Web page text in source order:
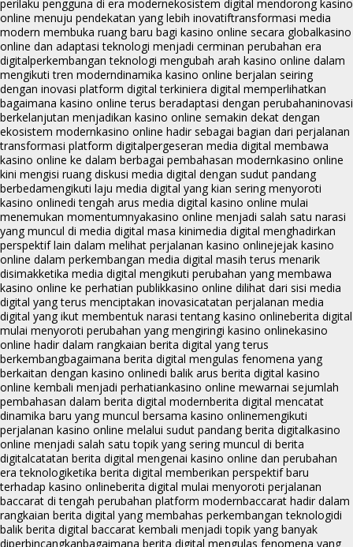
perilaku pengguna di era modernekosistem digital mendorong kasino
online menuju pendekatan yang lebih inovatiftransformasi media
modern membuka ruang baru bagi kasino online secara globalkasino
online dan adaptasi teknologi menjadi cerminan perubahan era
digitalperkembangan teknologi mengubah arah kasino online dalam
mengikuti tren moderndinamika kasino online berjalan seiring
dengan inovasi platform digital terkiniera digital memperlihatkan
bagaimana kasino online terus beradaptasi dengan perubahaninovasi
berkelanjutan menjadikan kasino online semakin dekat dengan
ekosistem modernkasino online hadir sebagai bagian dari perjalanan
transformasi platform digitalpergeseran media digital membawa
kasino online ke dalam berbagai pembahasan modernkasino online
kini mengisi ruang diskusi media digital dengan sudut pandang
berbedamengikuti laju media digital yang kian sering menyoroti
kasino onlinedi tengah arus media digital kasino online mulai
menemukan momentumnyakasino online menjadi salah satu narasi
yang muncul di media digital masa kinimedia digital menghadirkan
perspektif lain dalam melihat perjalanan kasino onlinejejak kasino
online dalam perkembangan media digital masih terus menarik
disimakketika media digital mengikuti perubahan yang membawa
kasino online ke perhatian publikkasino online dilihat dari sisi media
digital yang terus menciptakan inovasicatatan perjalanan media
digital yang ikut membentuk narasi tentang kasino onlineberita digital
mulai menyoroti perubahan yang mengiringi kasino onlinekasino
online hadir dalam rangkaian berita digital yang terus
berkembangbagaimana berita digital mengulas fenomena yang
berkaitan dengan kasino onlinedi balik arus berita digital kasino
online kembali menjadi perhatiankasino online mewarnai sejumlah
pembahasan dalam berita digital modernberita digital mencatat
dinamika baru yang muncul bersama kasino onlinemengikuti
perjalanan kasino online melalui sudut pandang berita digitalkasino
online menjadi salah satu topik yang sering muncul di berita
digitalcatatan berita digital mengenai kasino online dan perubahan
era teknologiketika berita digital memberikan perspektif baru
terhadap kasino onlineberita digital mulai menyoroti perjalanan
baccarat di tengah perubahan platform modernbaccarat hadir dalam
rangkaian berita digital yang membahas perkembangan teknologidi
balik berita digital baccarat kembali menjadi topik yang banyak
diperbincangkanbagaimana berita digital mengulas fenomena yang